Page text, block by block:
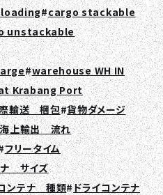
cargo stackable
unstackable
warehouse WH IN
Krabang Port
輸送 梱包 貨物ダメージ
海上輸出 流れ
フリータイム
サイズ
ンテナ 種類 ドライコンテナ